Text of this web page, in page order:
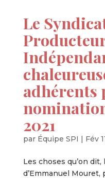
Le
adhérents
2021
par Équipe SPI | Fév
Les choses qu’on
d’Emmanuel